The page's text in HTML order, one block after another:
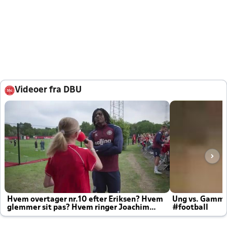
Videoer fra DBU
Hvem overtager nr.10 efter Eriksen? Hvem
glemmer sit pas? Hvem ringer Joachim
altid til efter kampe?
Ung vs.
#football